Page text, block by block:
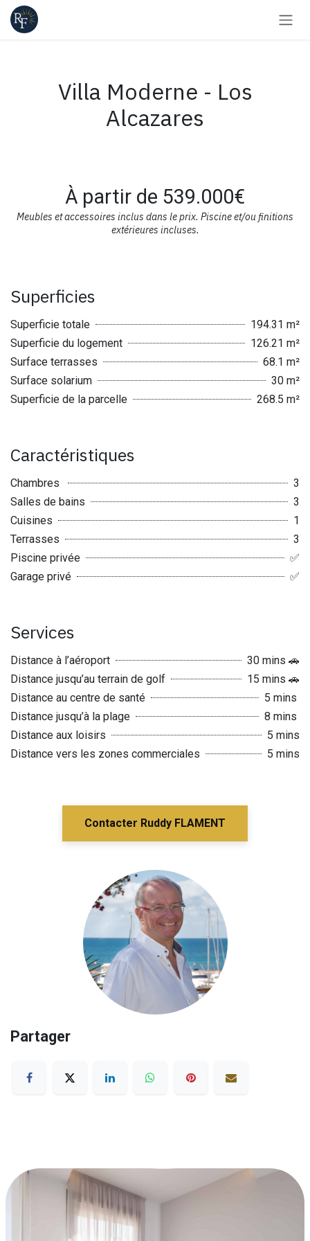
Se rendre au contenu
Villa Moderne - Los
Alcazares
À partir de 539.000€
Meubles et accessoires inclus dans le prix. Piscine et/ou finitions
extérieures incluses.
Superficies
Superficie totale
194.31 m²
Superficie du logement
126.21 m²
Surface terrasses
68.1 m²
Surface solarium
30 m²
Superficie de la parcelle
268.5 m²
Caractéristiques
Chambres
3
Salles de bains
3
Cuisines
1
Terrasses
3
Piscine privée
✅
Garage privé
✅
Services
Distance à l’aéroport
30 mins 🚗
Distance jusqu’au terrain de golf
15 mins 🚗
Distance au centre de santé
5 mins
Distance jusqu’à la plage
8 mins
Distance aux loisirs
5 mins
Distance vers les zones commerciales
5 mins
Contacter Ruddy FLAMENT
Partager